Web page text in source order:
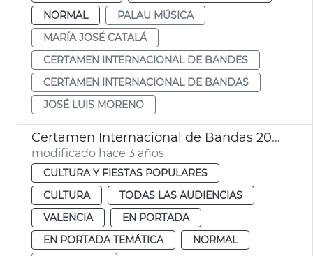
NORMAL
PALAU MÚSICA
MARÍA JOSÉ CATALÁ
CERTAMEN INTERNACIONAL DE BANDES
CERTAMEN INTERNACIONAL DE BANDAS
JOSÉ LUIS MORENO
Certamen Internacional de Bandas 2023
modificado hace 3 años
CULTURA Y FIESTAS POPULARES
CULTURA
TODAS LAS AUDIENCIAS
VALENCIA
EN PORTADA
EN PORTADA TEMÁTICA
NORMAL